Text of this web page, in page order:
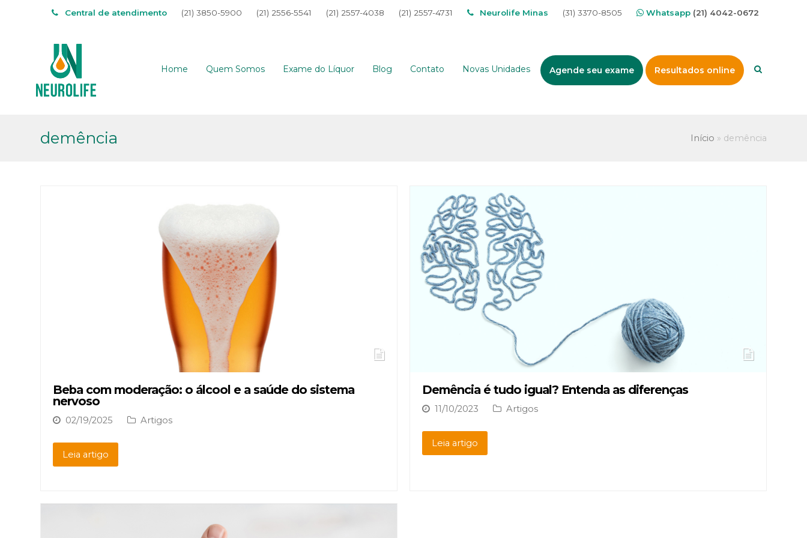
Central de atendimento (21) 3850-5900 (21) 2556-5541 (21) 2557-4038 (21) 2557-4731 Neurolife Minas (31) 3370-8505 Whatsapp (21) 4042-0672
Home Quem Somos Exame do Líquor Blog Contato Novas Unidades Agende seu exame Resultados online
demência Início » demência
Beba com moderação: o álcool e a saúde do sistema
nervoso
02/19/2025 Artigos
Leia artigo
Demência é tudo igual? Entenda as diferenças
11/10/2023 Artigos
Leia artigo